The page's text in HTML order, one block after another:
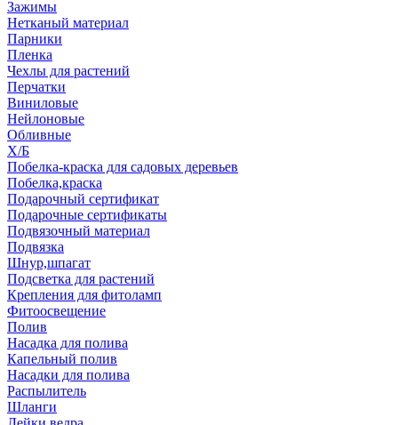
Зажимы
Нетканый материал
Парники
Пленка
Чехлы для растений
Перчатки
Виниловые
Нейлоновые
Обливные
Х/Б
Побелка-краска для садовых деревьев
Побелка,краска
Подарочный сертификат
Подарочные сертификаты
Подвязочный материал
Подвязка
Шнур,шпагат
Подсветка для растений
Крепления для фитоламп
Фитоосвещение
Полив
Насадка для полива
Капельный полив
Насадки для полива
Распылитель
Шланги